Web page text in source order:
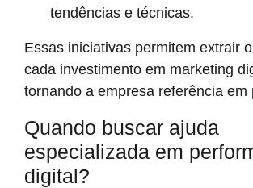
tendências e técnicas.
Essas iniciativas permitem extrair
cada investimento em marketing
tornando a empresa referência em
Quando buscar ajuda
especializada em
digital?